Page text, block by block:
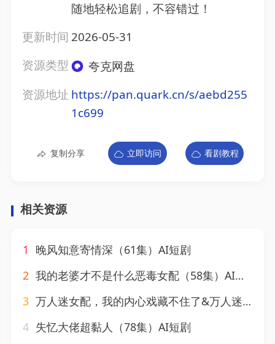
随地轻松追剧，不容错过！
更新时间 2026-05-31
资源类型
夸克网盘
资源地址 https://pan.quark.cn/s/aebd255
1c699
复制分享 立即访问 看剧教程
相关资源
1
晚风知意寄情深（61集）AI短剧
2 我的老婆才不是什么恶毒女配（58集）AI短剧
3 万人迷女配，我的内心戏藏不住了&万人迷女配我的内心戏藏不住了（144集）AI短剧
4 失忆大佬超黏人（78集）AI短剧